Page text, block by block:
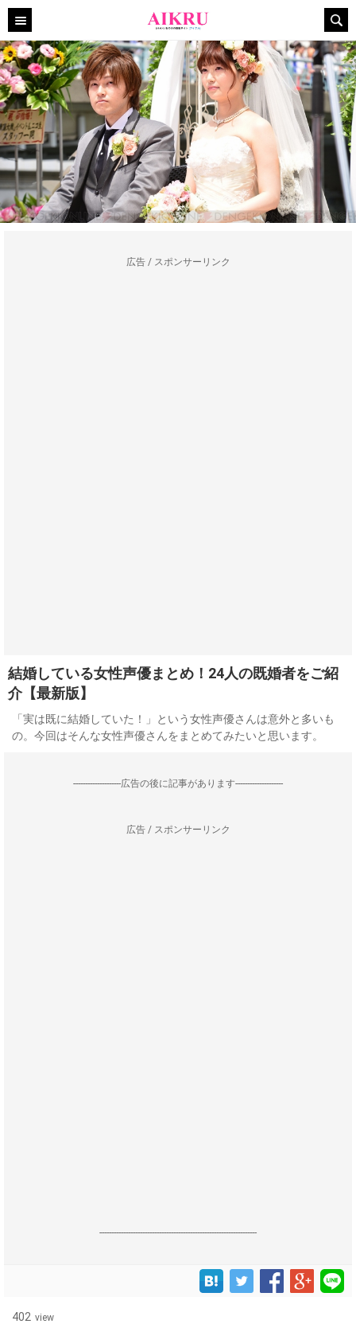
広告 / スポンサーリンク
結婚している女性声優まとめ！24人の既婚者をご紹
介【最新版】
「実は既に結婚していた！」という女性声優さんは意外と多いも
の。今回はそんな女性声優さんをまとめてみたいと思います。
--------------------広告の後に記事があります--------------------
広告 / スポンサーリンク
------------------------------------------------------------------
402 view